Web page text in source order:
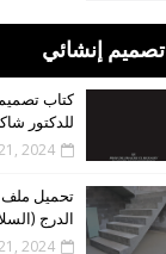
تصميم إنشائي
كتاب
للدكتور
2024
الدرج
2024